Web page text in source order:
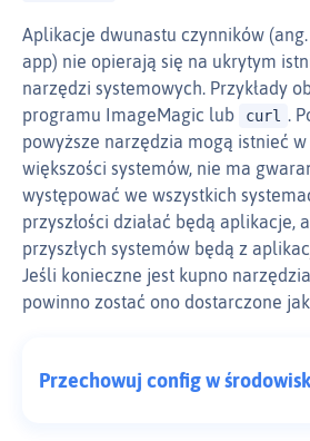
Aplikacje dwunastu czynników
app) nie opierają się na ukrytym
narzędzi systemowych. Przykłady
programu ImageMagic lub
curl
.
powyższe narzędzia mogą istnieć
większości systemów, nie ma
występować we wszystkich
przyszłości działać będą aplikacje,
przyszłych systemów będą z
Jeśli konieczne jest kupno
powinno zostać ono dostarczone
Przechowuj config w